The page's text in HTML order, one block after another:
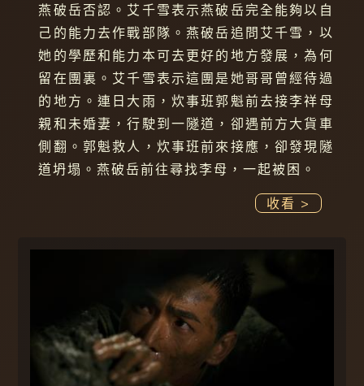
燕破岳否認。艾千雪表示燕破岳完全能夠以自
己的能力去作戰部隊。燕破岳追問艾千雪，以
她的學歷和能力本可去更好的地方發展，為何
留在團裏。艾千雪表示這團是她哥哥曾經待過
的地方。連日大雨，炊事班郭魁前去接李祥母
親和未婚妻，行駛到一隧道，卻遇前方大貨車
側翻。郭魁救人，炊事班前來接應，卻發現隧
道坍塌。燕破岳前往尋找李母，一起被困。
收看 >